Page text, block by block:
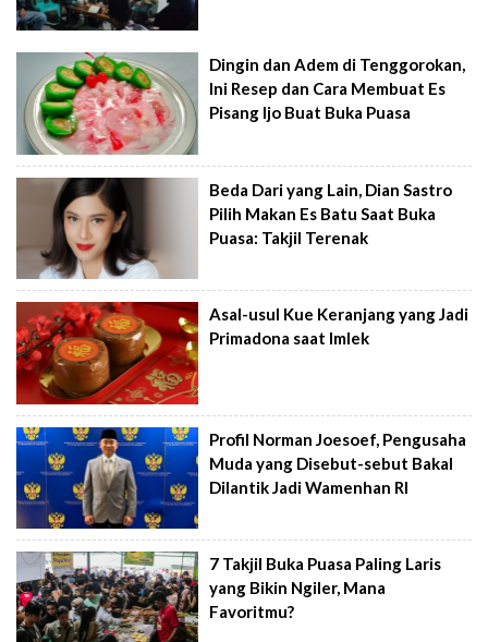
Dingin dan Adem di Tenggorokan,
Ini Resep dan Cara Membuat Es
Pisang Ijo Buat Buka Puasa
Beda Dari yang Lain, Dian Sastro
Pilih Makan Es Batu Saat Buka
Puasa: Takjil Terenak
Asal-usul Kue Keranjang yang Jadi
Primadona saat Imlek
Profil Norman Joesoef, Pengusaha
Muda yang Disebut-sebut Bakal
Dilantik Jadi Wamenhan RI
7 Takjil Buka Puasa Paling Laris
yang Bikin Ngiler, Mana
Favoritmu?